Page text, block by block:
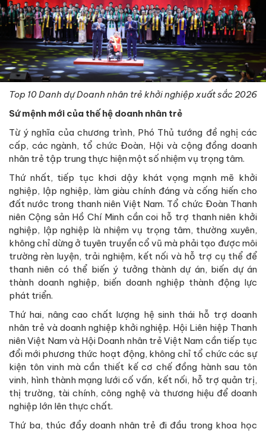
Top 10 Danh dự Doanh nhân trẻ khởi nghiệp xuất sắc 2026
Sứ mệnh mới của thế hệ doanh nhân trẻ
Từ ý nghĩa của chương trình, Phó Thủ tướng đề nghị các
cấp, các ngành, tổ chức Đoàn, Hội và cộng đồng doanh
nhân trẻ tập trung thực hiện một số nhiệm vụ trọng tâm.
Thứ nhất, tiếp tục khơi dậy khát vọng mạnh mẽ khởi
nghiệp, lập nghiệp, làm giàu chính đáng và cống hiến cho
đất nước trong thanh niên Việt Nam. Tổ chức Đoàn Thanh
niên Cộng sản Hồ Chí Minh cần coi hỗ trợ thanh niên khởi
nghiệp, lập nghiệp là nhiệm vụ trọng tâm, thường xuyên,
không chỉ dừng ở tuyên truyền cổ vũ mà phải tạo được môi
trường rèn luyện, trải nghiệm, kết nối và hỗ trợ cụ thể để
thanh niên có thể biến ý tưởng thành dự án, biến dự án
thành doanh nghiệp, biến doanh nghiệp thành động lực
phát triển.
Thứ hai, nâng cao chất lượng hệ sinh thái hỗ trợ doanh
nhân trẻ và doanh nghiệp khởi nghiệp. Hội Liên hiệp Thanh
niên Việt Nam và Hội Doanh nhân trẻ Việt Nam cần tiếp tục
đổi mới phương thức hoạt động, không chỉ tổ chức các sự
kiện tôn vinh mà cần thiết kế cơ chế đồng hành sau tôn
vinh, hình thành mạng lưới cố vấn, kết nối, hỗ trợ quản trị,
thị trường, tài chính, công nghệ và thương hiệu để doanh
nghiệp lớn lên thực chất.
Thứ ba, thúc đẩy doanh nhân trẻ đi đầu trong khoa học